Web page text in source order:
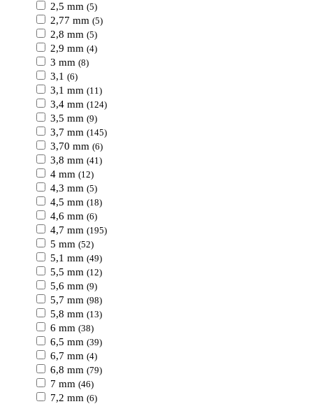
2,5 mm (5)
2,77 mm (5)
2,8 mm (5)
2,9 mm (4)
3 mm (8)
3,1 (6)
3,1 mm (11)
3,4 mm (124)
3,5 mm (9)
3,7 mm (145)
3,70 mm (6)
3,8 mm (41)
4 mm (12)
4,3 mm (5)
4,5 mm (18)
4,6 mm (6)
4,7 mm (195)
5 mm (52)
5,1 mm (49)
5,5 mm (12)
5,6 mm (9)
5,7 mm (98)
5,8 mm (13)
6 mm (38)
6,5 mm (39)
6,7 mm (4)
6,8 mm (79)
7 mm (46)
7,2 mm (6)